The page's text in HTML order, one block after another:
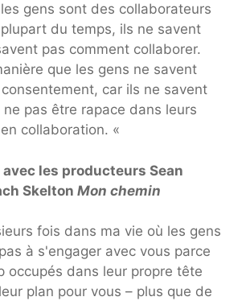
gens sont des collaborateurs
du temps, ils ne savent
pas comment collaborer.
que les gens ne savent
car ils ne savent
ne pas être rapace dans leurs
collaboration. «
les producteurs Sean
Skelton Mon chemin
fois dans ma vie où les gens
à s'engager avec vous parce
occupés dans leur propre tête
plan pour vous – plus que de